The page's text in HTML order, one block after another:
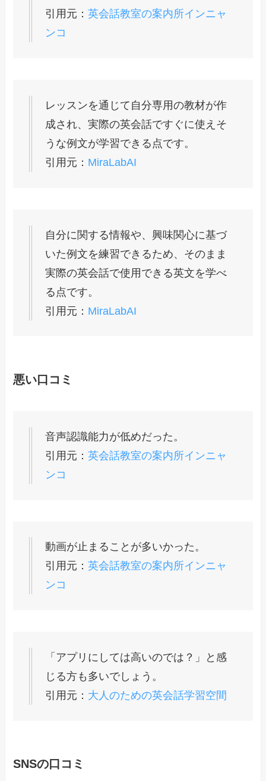
引用元：英会話教室の案内所インニャ
ンコ
レッスンを通じて自分専用の教材が作
成され、実際の英会話ですぐに使えそ
うな例文が学習できる点です。
引用元： MiraLabAI
自分に関する情報や、興味関心に基づ
いた例文を練習できるため、そのまま
実際の英会話で使用できる英文を学べ
る点です。
引用元： MiraLabAI
悪い口コミ
音声認識能力が低めだった。
引用元：英会話教室の案内所インニャ
ンコ
動画が止まることが多いかった。
引用元：英会話教室の案内所インニャ
ンコ
「アプリにしては高いのでは？」と感
じる方も多いでしょう。
引用元： 大人のための英会話学習空間
SNSの口コミ